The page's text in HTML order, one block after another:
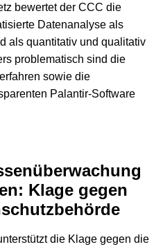
bewertet der CCC die
Datenanalyse als
als quantitativ und qualitativ
problematisch sind die
sowie die
Palantir-Software
Klage gegen
die Klage gegen die